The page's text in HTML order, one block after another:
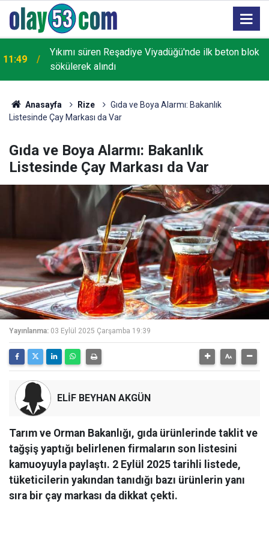
11:49
Yıkımı süren Reşadiye Viyadüğü'nde ilk beton blok
sökülerek alındı
Anasayfa Rize
Gıda ve Boya Alarmı: Bakanlık
Listesinde Çay Markası da Var
Gıda ve Boya Alarmı: Bakanlık
Listesinde Çay Markası da Var
Yayınlanma: 03 Eylül 2025 Çarşamba 19:39
ELİF BEYHAN AKGÜN
Tarım ve Orman Bakanlığı, gıda ürünlerinde taklit ve
tağşiş yaptığı belirlenen firmaların son listesini
kamuoyuyla paylaştı. 2 Eylül 2025 tarihli listede,
tüketicilerin yakından tanıdığı bazı ürünlerin yanı
sıra bir çay markası da dikkat çekti.